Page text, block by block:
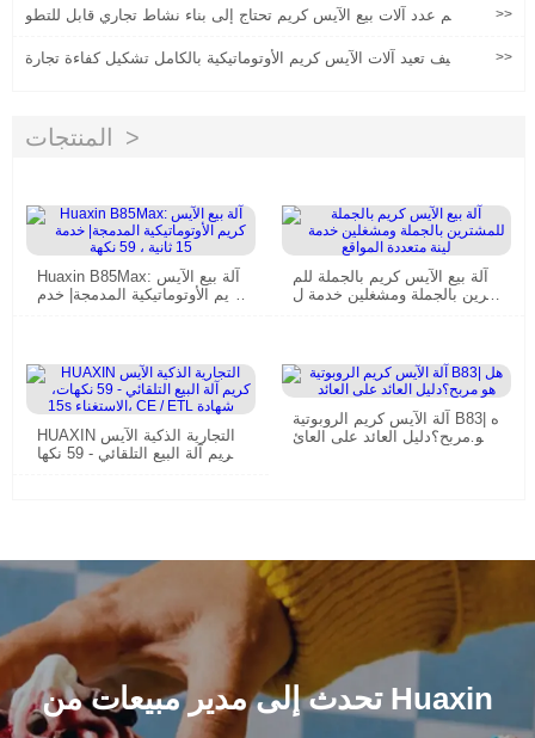
كم عدد آلات بيع الآيس كريم تحتاج إلى بناء نشاط تجاري قابل للتطو
>>
كيف تعيد آلات الآيس كريم الأوتوماتيكية بالكامل تشكيل كفاءة تجارة
>>
المنتجات
Huaxin B85Max: آلة بيع الآيس
كريم الأوتوماتيكية المدمجة| خدم
آلة بيع الآيس كريم بالجملة للم
شترين بالجملة ومشغلين خدمة ل
HUAXIN التجارية الذكية الآيس
كريم آلة البيع التلقائي - 59 نكها
آلة الآيس كريم الروبوتية B83| ه
ل هو مربح؟دليل العائد على العائ
تحدث إلى مدير مبيعات من Huaxin